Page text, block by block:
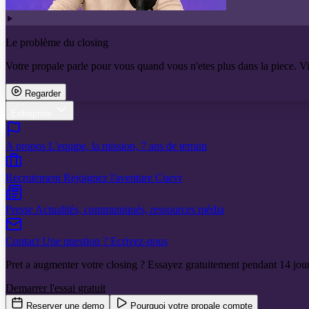
Le problème du closing
Votre propale parle pour vous quand vous n'etes plus dans la piece.
Regarder
A propos L'equipe, la mission, 7 ans de terrain
Recrutement Rejoignez l'aventure Cuevr
Presse Actualités, communiqués, ressources média
Contact Une question ? Ecrivez-nous
Pret a augmenter votre closing ? Essayez gratuitement pendant 14
Demarrer l'essai gratuit
Reserver une demo Pourquoi votre propale compte